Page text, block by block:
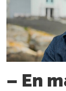
– En